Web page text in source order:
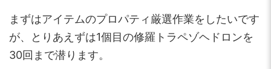
まずはアイテムのプロパティ厳選作業をしたいです
が、とりあえずは1個目の修羅トラペゾヘドロンを
30回まで潜ります。